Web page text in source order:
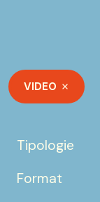
VIDEO
Tipologie
Format